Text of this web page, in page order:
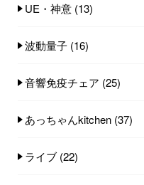
UE・神意 (13)
波動量子 (16)
音響免疫チェア (25)
あっちゃんkitchen (37)
ライブ (22)